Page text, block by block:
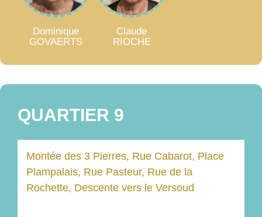
Dominique
GOVAERTS
Claude
RIOCHE
QUARTIER 9
Montée des 3 Pierres, Rue Cabarot, Place
Plampalais, Rue Pasteur, Rue de la
Rochette, Descente vers le Versoud